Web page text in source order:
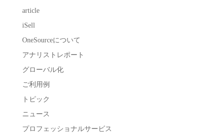
article
iSell
OneSourceについて
アナリストレポート
グローバル化
ご利用例
トピック
ニュース
プロフェッショナルサービス